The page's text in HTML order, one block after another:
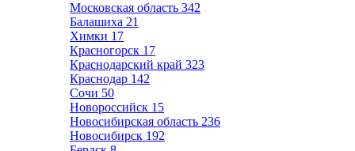
Московская область 342
Балашиха 21
Химки 17
Красногорск 17
Краснодарский край 323
Краснодар 142
Сочи 50
Новороссийск 15
Новосибирская область 236
Новосибирск 192